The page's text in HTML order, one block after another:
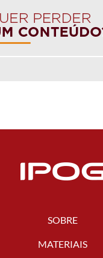
SOBRE
MATERIAIS